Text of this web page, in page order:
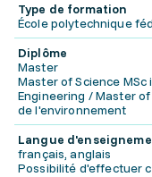
Type de formation
École polytechnique
Diplôme
Master
Master of Science MSc
Engineering / Master
de l'environnement
Langue
français, anglais
Possibilité d'effectuer